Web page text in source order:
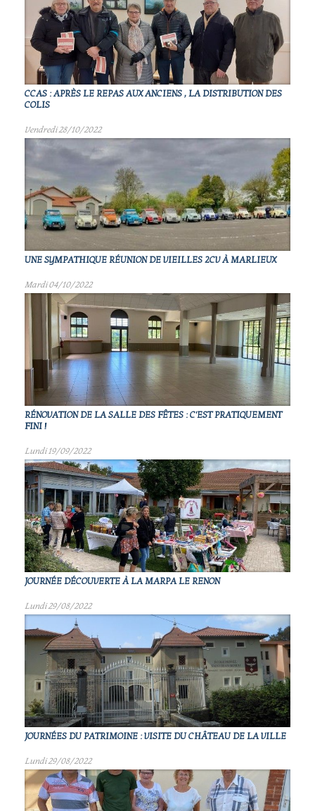
CCAS : APRÈS LE REPAS AUX ANCIENS , LA DISTRIBUTION DES
COLIS
Vendredi 28/10/2022
UNE SYMPATHIQUE RÉUNION DE VIEILLES 2CV À MARLIEUX
Mardi 04/10/2022
RÉNOVATION DE LA SALLE DES FÊTES : C'EST PRATIQUEMENT
FINI !
Lundi 19/09/2022
JOURNÉE DÉCOUVERTE À LA MARPA LE RENON
Lundi 29/08/2022
JOURNÉES DU PATRIMOINE : VISITE DU CHÂTEAU DE LA VILLE
Lundi 29/08/2022